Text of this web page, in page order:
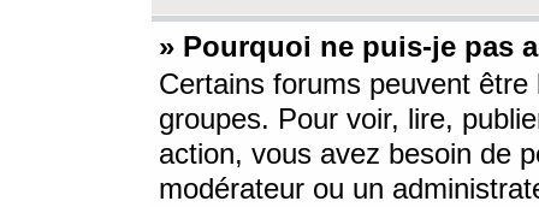
» Pourquoi ne puis-je pas
Certains forums peuvent être
groupes. Pour voir, lire,
action, vous avez besoin de
modérateur ou un